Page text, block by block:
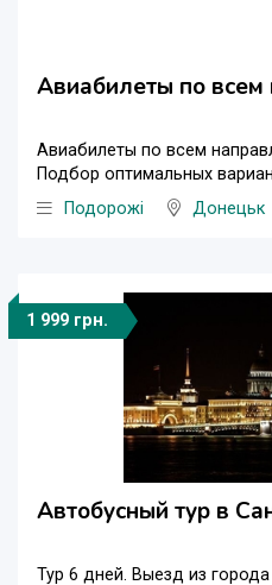
Авиабилеты по всем
Авиабилеты по всем
Подбор оптимальных
Подорожі
Донецьк
1 999 грн.
Автобусный тур в
Тур 6 дней. Выезд из